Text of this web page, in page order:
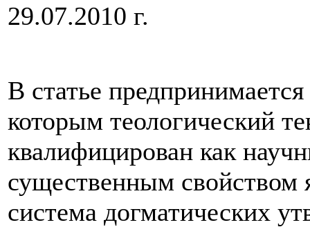
29.07.2010 г.
В статье
которым теологический
квалифицирован как
существенным свойством
система догматических